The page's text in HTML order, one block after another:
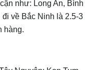
như: Long An, Bình
về Bắc Ninh là 2.5-3
hàng.